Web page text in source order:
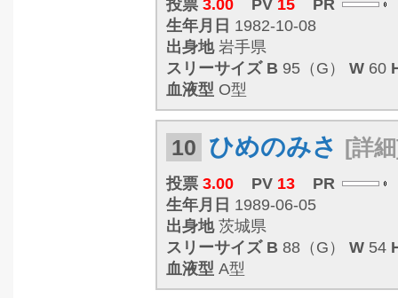
投票 3.00 PV 15
PR
生年月日 1982-10-08
出身地岩手県
スリーサイズ B 95（G） W 60
血液型 O型
10 ひめのみさ [詳
投票 3.00 PV 13
PR
生年月日 1989-06-05
出身地茨城県
スリーサイズ B 88（G） W 54
血液型 A型